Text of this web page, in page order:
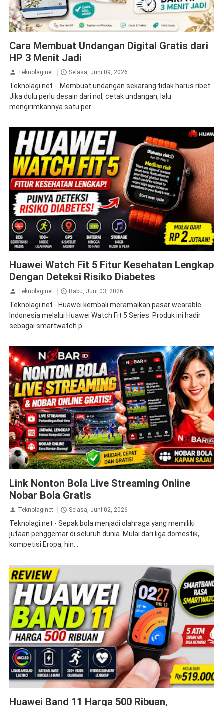
Cara Membuat Undangan Digital Gratis dari
HP 3 Menit Jadi
Teknolaginet Selasa, Juni 09, 2026
Teknolagi.net - Membuat undangan sekarang tidak harus ribet.
Jika dulu perlu desain dari nol, cetak undangan, lalu
mengirimkannya satu per ...
Huawei Watch Fit 5 Fitur Kesehatan Lengkap
Dengan Deteksi Risiko Diabetes
Teknolaginet Rabu, Juni 03, 2026
Teknolagi.net - Huawei kembali meramaikan pasar wearable
Indonesia melalui Huawei Watch Fit 5 Series. Produk ini hadir
sebagai smartwatch p...
Link Nonton Bola Live Streaming Online
Nobar Bola Gratis
Teknolaginet Selasa, Juni 02, 2026
Teknolagi.net - Sepak bola menjadi olahraga yang memiliki
jutaan penggemar di seluruh dunia. Mulai dari liga domestik,
kompetisi Eropa, hin...
Huawei Band 11 Harga 500 Ribuan,